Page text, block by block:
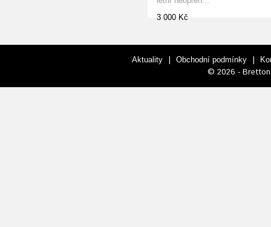
3 000 Kč
Aktuality | Obchodní podmínky |
© 2026 - Bretton